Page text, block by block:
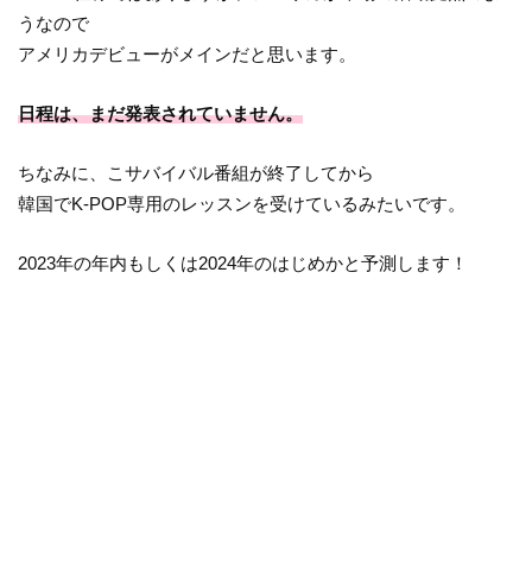
うなので
アメリカデビューがメインだと思います。
日程は、まだ発表されていません。
ちなみに、こサバイバル番組が終了してから
韓国でK-POP専用のレッスンを受けているみたいです。
2023年の年内もしくは2024年のはじめかと予測します！